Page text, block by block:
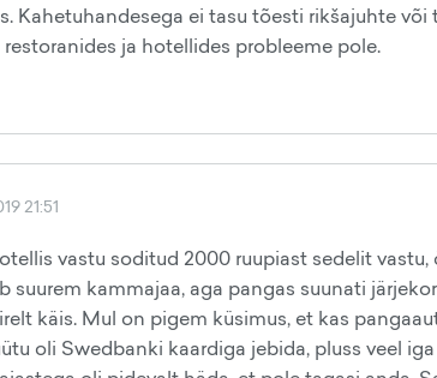
Kahetuhandesega ei tasu tõesti rikšajuhte
ja hotellides probleeme pole.
21:51
vastu soditud 2000 ruupiast sedelit
suurem kammajaa, aga pangas suunati
käis. Mul on pigem küsimus, et kas
oli Swedbanki kaardiga jebida, pluss veel